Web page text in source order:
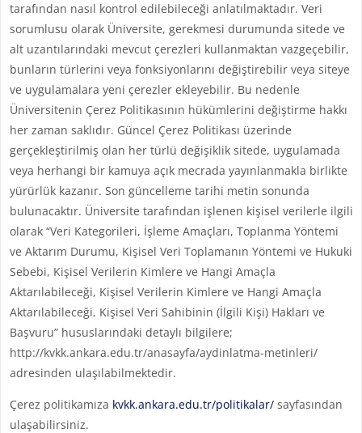
tarafından nasıl kontrol edilebileceği anlatılmaktadır. Veri
sorumlusu olarak Üniversite, gerekmesi durumunda sitede ve
alt uzantılarındaki mevcut çerezleri kullanmaktan vazgeçebilir,
bunların türlerini veya fonksiyonlarını değiştirebilir veya siteye
ve uygulamalara yeni çerezler ekleyebilir. Bu nedenle
Üniversitenin Çerez Politikasının hükümlerini değiştirme hakkı
her zaman saklıdır. Güncel Çerez Politikası üzerinde
gerçekleştirilmiş olan her türlü değişiklik sitede, uygulamada
veya herhangi bir kamuya açık mecrada yayınlanmakla birlikte
yürürlük kazanır. Son güncelleme tarihi metin sonunda
bulunacaktır. Üniversite tarafından işlenen kişisel verilerle ilgili
olarak “Veri Kategorileri, İşleme Amaçları, Toplanma Yöntemi
ve Aktarım Durumu, Kişisel Veri Toplamanın Yöntemi ve Hukuki
Sebebi, Kişisel Verilerin Kimlere ve Hangi Amaçla
Aktarılabileceği, Kişisel Verilerin Kimlere ve Hangi Amaçla
Aktarılabileceği, Kişisel Veri Sahibinin (İlgili Kişi) Hakları ve
Başvuru” hususlarındaki detaylı bilgilere;
http://kvkk.ankara.edu.tr/anasayfa/aydinlatma-metinleri/
adresinden ulaşılabilmektedir.
Çerez politikamıza kvkk.ankara.edu.tr/politikalar/sayfasından
ulaşabilirsiniz.